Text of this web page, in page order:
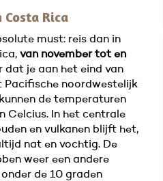
Rica
must: reis dan in
van november tot en
dat je aan het eind van
Pacifische noordwestelijk
de temperaturen
Celcius. In het centrale
en vulkanen blijft het,
nat en vochtig. De
weer een andere
de 10 graden